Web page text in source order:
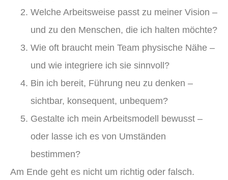
Welche Arbeitsweise passt zu meiner Vision –
und zu den Menschen, die ich halten möchte?
Wie oft braucht mein Team physische Nähe –
und wie integriere ich sie sinnvoll?
Bin ich bereit, Führung neu zu denken –
sichtbar, konsequent, unbequem?
Gestalte ich mein Arbeitsmodell bewusst –
oder lasse ich es von Umständen
bestimmen?
Am Ende geht es nicht um richtig oder falsch.